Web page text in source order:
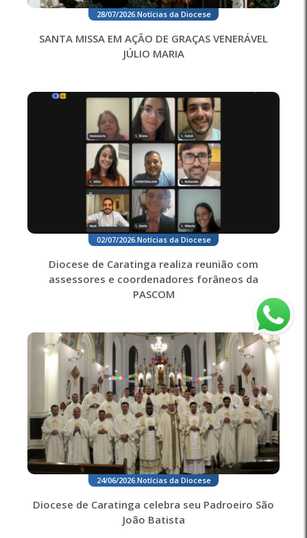
28/07/2026.Notícias da Diocese
SANTA MISSA EM AÇÃO DE GRAÇAS VENERÁVEL
JÚLIO MARIA
02/07/2026.Notícias da Diocese
Diocese de Caratinga realiza reunião com
assessores e coordenadores forâneos da
PASCOM
24/06/2026.Notícias da Diocese
Diocese de Caratinga celebra seu Padroeiro São
João Batista